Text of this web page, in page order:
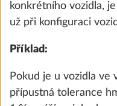
konkrétního vozidla,
už při konfiguraci
Příklad:
Pokud je u vozidla ve
přípustná tolerance